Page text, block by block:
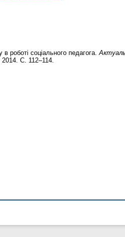
роботі соціального педагога.
2014. С. 112–114.